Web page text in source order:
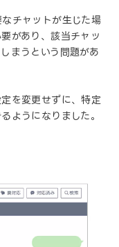
チャットが生じた場
があり、該当チャッ
まうという問題があ
を変更せずに、特定
ようになりました。